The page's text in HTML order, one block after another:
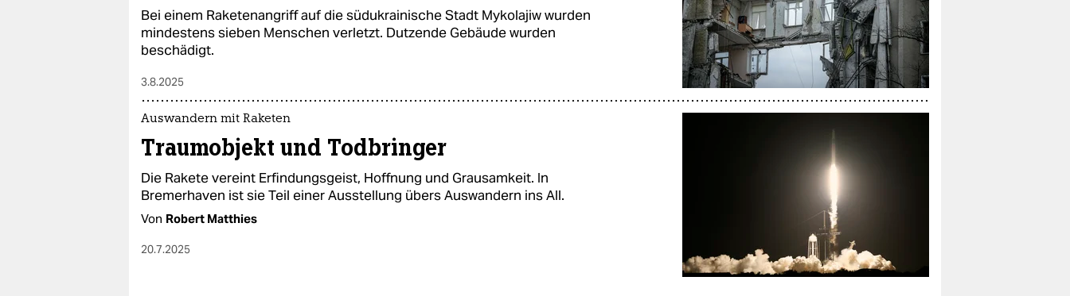
Bei einem Raketenangriff auf die südukrainische Stadt Mykolajiw wurden
mindestens sieben Menschen verletzt. Dutzende Gebäude wurden
beschädigt.
3.8.2025
Auswandern mit Raketen
Traumobjekt und Todbringer
Die Rakete vereint Erfindungsgeist, Hoffnung und Grausamkeit. In
Bremerhaven ist sie Teil einer Ausstellung übers Auswandern ins All.
Von Robert Matthies
20.7.2025